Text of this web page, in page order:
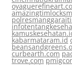
kabarmataram.id
curbearth.com
trove.com